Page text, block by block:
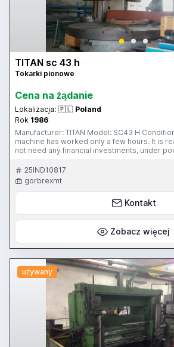
TITAN sc 43 h
Tokarki pionowe
Cena na żądanie
Lokalizacja: 🇵🇱 Poland
Rok 1986
Manufacturer: TITAN Model: SC43 H
machine has worked only a few hours. It is ready to work. It does
not need any financial investments, under
manufacture: 1986 Control: conventional Technical details : Table
diameter: 4 000 mm Max. working diameter: 4 300 mm Max.
working height: 2 560 mm Max. weight on table: 18 000 kg Spindle
power: 55 kW Table speeds: 1,02-92 rpm RAM type vertical tool
travel: 1 200 mm Turret type vertical tool travel: 760 mm Max
swivelling angle: 35 ° Total weight: 58 000 kg
25IND10817
gorbrexmt
Kontakt
Zobacz więcej
używany